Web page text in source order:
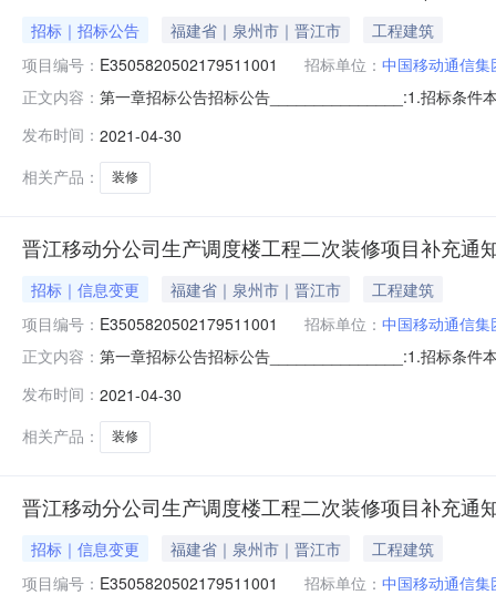
招标｜招标公告 福建省｜泉州市｜晋江市
工程建筑
项目编号： E3505820502179511001 招标单位： 中国移动通信
正文内容： 第一章招标公告招标公告_______________:1.招标条件
限公司。本项目已具备招标条件，现对该项目的施工进
881.
发布时间： 2021-04-30
相关产品：
装修
晋江移动分公司生产调度楼工程二次装修项目补充通
招标｜信息变更 福建省｜泉州市｜晋江市
工程建筑
项目编号： E3505820502179511001 招标单位： 中国移动通信
正文内容： 第一章招标公告招标公告_______________:1.招标条件
限公司。本项目已具备招标条件，现对该项目的施工进
881.
发布时间： 2021-04-30
相关产品：
装修
晋江移动分公司生产调度楼工程二次装修项目补充通
招标｜信息变更 福建省｜泉州市｜晋江市
工程建筑
项目编号： E3505820502179511001 招标单位： 中国移动通信